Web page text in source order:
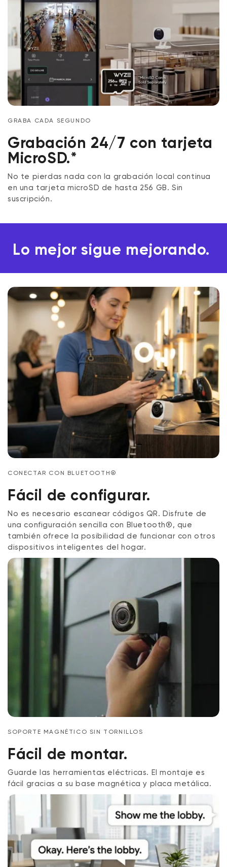
GRABA CADA SEGUNDO
Grabación 24/7 con tarjeta
MicroSD.*
No te pierdas nada con la grabación local continua
en una tarjeta microSD de hasta 256 GB. Sin
suscripción.
Lo mejor sigue mejorando.
CONECTAR CON BLUETOOTH®
Fácil de configurar.
No es necesario escanear códigos QR. Disfrute de
una configuración sencilla con Bluetooth®, que
también ofrece la posibilidad de funcionar con otros
dispositivos inteligentes del hogar.
SOPORTE MAGNÉTICO SIN TORNILLOS
Fácil de montar.
Guarde las herramientas eléctricas. El montaje es
fácil gracias a su base magnética y placa metálica.